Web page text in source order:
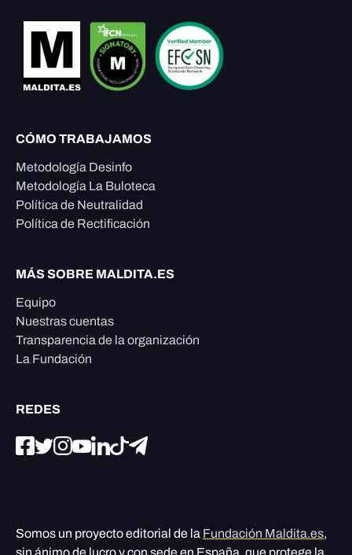
CÓMO TRABAJAMOS
Metodología Desinfo
Metodología La Buloteca
Política de Neutralidad
Política de Rectificación
MÁS SOBRE MALDITA.ES
Equipo
Nuestras cuentas
Transparencia de la organización
La Fundación
REDES
Somos un proyecto editorial de la Fundación Maldita.es,